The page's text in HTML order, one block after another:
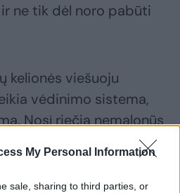
My Personal Information
sale, sharing to third parties, or
ne tik dėl noro pabūti
kelionės viešuoju
vėdinimo sistema,
Nosį riečia nemalonūs
o kur dar prisiglaudę
piko
ne tik erdve autobuse,